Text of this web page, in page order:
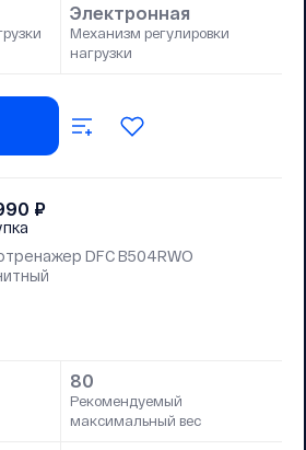
Электронная
Механизм регулировки
нагрузки
₽
DFC B504RWO
80
Рекомендуемый
максимальный вес